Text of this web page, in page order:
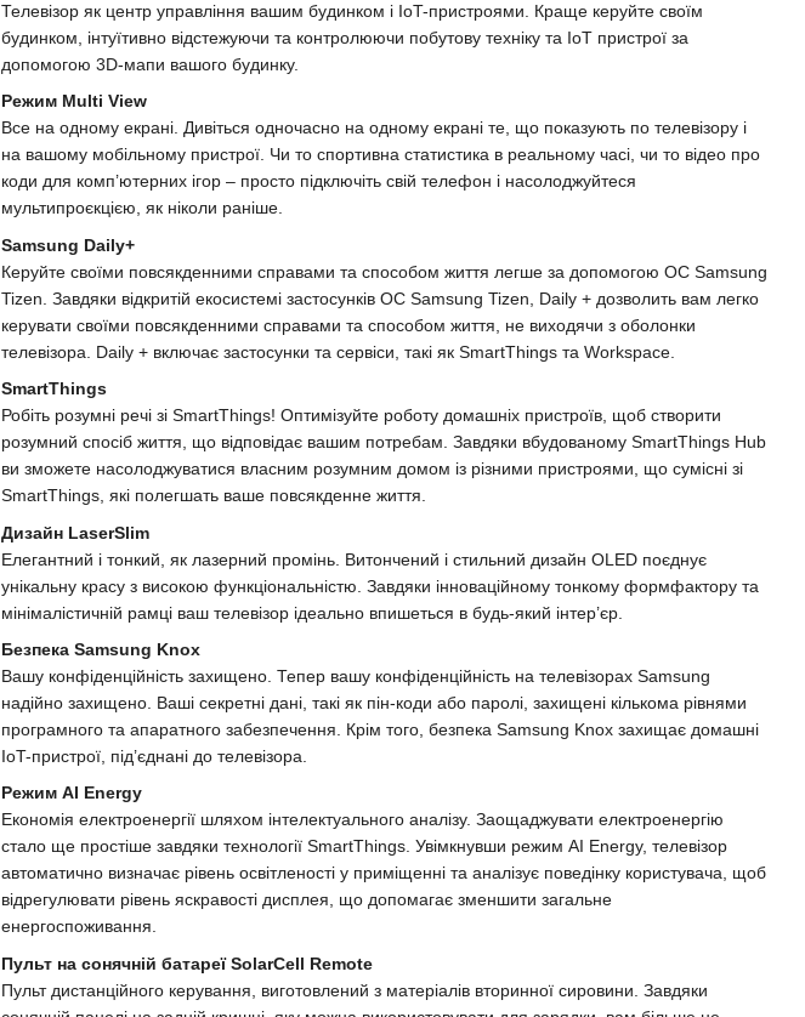
Телевізор як центр управління вашим будинком і IoT-пристроями. Краще керуйте своїм
будинком, інтуїтивно відстежуючи та контролюючи побутову техніку та IoT пристрої за
допомогою 3D-мапи вашого будинку.
Режим Multi View
Все на одному екрані. Дивіться одночасно на одному екрані те, що показують по телевізору і
на вашому мобільному пристрої. Чи то спортивна статистика в реальному часі, чи то відео про
коди для комп’ютерних ігор – просто підключіть свій телефон і насолоджуйтеся
мультипроєкцією, як ніколи раніше.
Samsung Daily+
Керуйте своїми повсякденними справами та способом життя легше за допомогою ОС Samsung
Tizen. Завдяки відкритій екосистемі застосунків ОС Samsung Tizen, Daily + дозволить вам легко
керувати своїми повсякденними справами та способом життя, не виходячи з оболонки
телевізора. Daily + включає застосунки та сервіси, такі як SmartThings та Workspace.
SmartThings
Робіть розумні речі зі SmartThings! Оптимізуйте роботу домашніх пристроїв, щоб створити
розумний спосіб життя, що відповідає вашим потребам. Завдяки вбудованому SmartThings Hub
ви зможете насолоджуватися власним розумним домом із різними пристроями, що сумісні зі
SmartThings, які полегшать ваше повсякденне життя.
Дизайн LaserSlim
Елегантний і тонкий, як лазерний промінь. Витончений і стильний дизайн OLED поєднує
унікальну красу з високою функціональністю. Завдяки інноваційному тонкому формфактору та
мінімалістичній рамці ваш телевізор ідеально впишеться в будь-який інтер’єр.
Безпека Samsung Knox
Вашу конфіденційність захищено. Тепер вашу конфіденційність на телевізорах Samsung
надійно захищено. Ваші секретні дані, такі як пін-коди або паролі, захищені кількома рівнями
програмного та апаратного забезпечення. Крім того, безпека Samsung Knox захищає домашні
IoT-пристрої, під’єднані до телевізора.
Режим AI Energy
Економія електроенергії шляхом інтелектуального аналізу. Заощаджувати електроенергію
стало ще простіше завдяки технології SmartThings. Увімкнувши режим AI Energy, телевізор
автоматично визначає рівень освітленості у приміщенні та аналізує поведінку користувача, щоб
відрегулювати рівень яскравості дисплея, що допомагає зменшити загальне
енергоспоживання.
Пульт на сонячній батареї SolarCell Remote
Пульт дистанційного керування, виготовлений з матеріалів вторинної сировини. Завдяки